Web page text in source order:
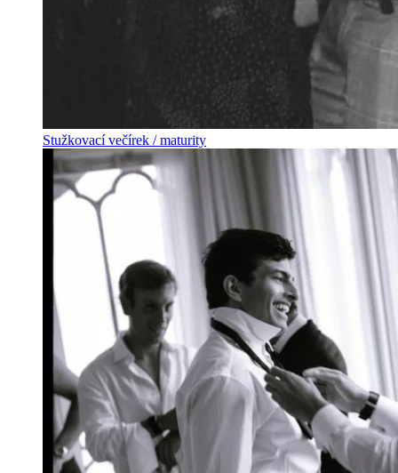
Stužkovací večírek / maturity